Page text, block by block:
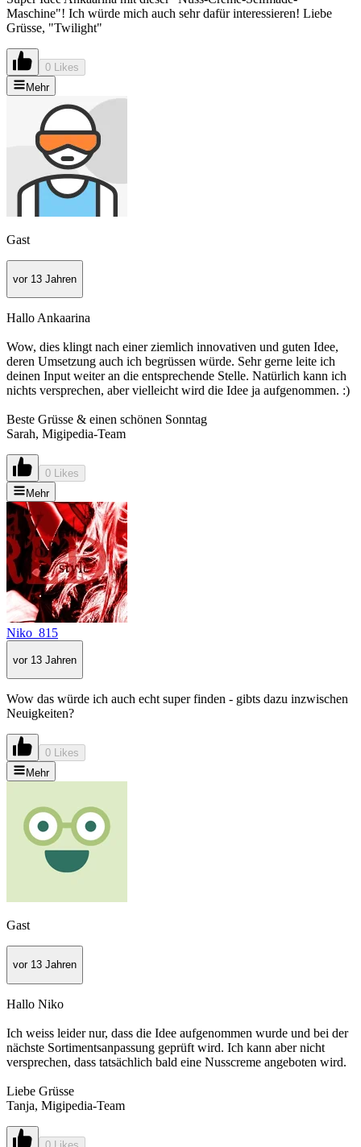
Maschine"! Ich würde mich auch sehr dafür interessieren! Liebe
Grüsse, "Twilight"
0 Likes
Mehr
Gast
vor 13 Jahren
Hallo Ankaarina
Wow, dies klingt nach einer ziemlich innovativen und guten Idee,
deren Umsetzung auch ich begrüssen würde. Sehr gerne leite ich
deinen Input weiter an die entsprechende Stelle. Natürlich kann ich
nichts versprechen, aber vielleicht wird die Idee ja aufgenommen. :)
Beste Grüsse & einen schönen Sonntag
Sarah, Migipedia-Team
0 Likes
Mehr
Niko_815
vor 13 Jahren
Wow das würde ich auch echt super finden - gibts dazu inzwischen
Neuigkeiten?
0 Likes
Mehr
Gast
vor 13 Jahren
Hallo Niko
Ich weiss leider nur, dass die Idee aufgenommen wurde und bei der
nächste Sortimentsanpassung geprüft wird. Ich kann aber nicht
versprechen, dass tatsächlich bald eine Nusscreme angeboten wird.
Liebe Grüsse
Tanja, Migipedia-Team